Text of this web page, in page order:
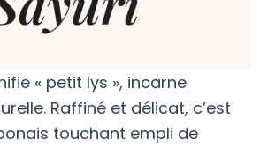
« petit lys », incarne
Raffiné et délicat, c’est
touchant empli de